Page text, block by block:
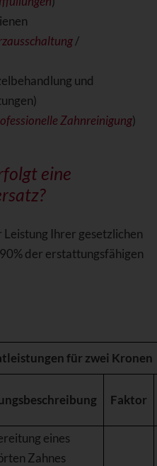
/
und
Zahnreinigung)
eine
Leistung Ihrer gesetzlichen
der erstattungsfähigen
für zwei Kronen
Faktor
eines
Zahnes